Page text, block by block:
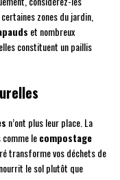
zones du jardin,
et nombreux
constituent un paillis
n’ont plus leur place. La
lecompostage
transforme vos déchets de
le sol plutôt que